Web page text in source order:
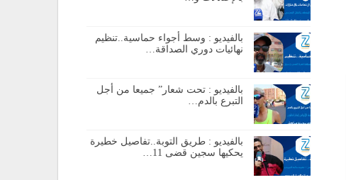
بالفيديو : وسط أجواء حماسية..تنظيم
نهائيات دوري الصداقة…
بالفيديو : تحت شعار” جميعا من أجل
التبرع بالدم…
بالفيديو : طريق التوبة..تفاصيل خطيرة
يحكيها سجين قضى 11…